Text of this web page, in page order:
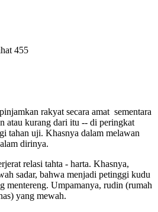
455
rakyat secara amat sementara
atau kurang dari itu -- di peringkat
tahan uji. Khasnya dalam melawan
dirinya.
relasi tahta - harta. Khasnya,
sadar, bahwa menjadi petinggi kudu
mentereng. Umpamanya, rudin (rumah
yang mewah.